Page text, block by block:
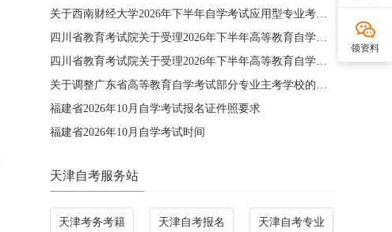
关于西南财经大学2026年下半年自学考试应用型专业考籍更改办理的通知
四川省教育考试院关于受理2026年下半年高等教育自学考试省际转考申请的通告
四川省教育考试院关于受理2026年下半年高等教育自学考试考籍更改申请的通告
关于调整广东省高等教育自学考试部分专业主考学校的通知
福建省2026年10月自学考试报名证件照要求
福建省2026年10月自学考试时间
天津自考服务站
天津考务考籍 天津自考报名 天津自考专业
领资料